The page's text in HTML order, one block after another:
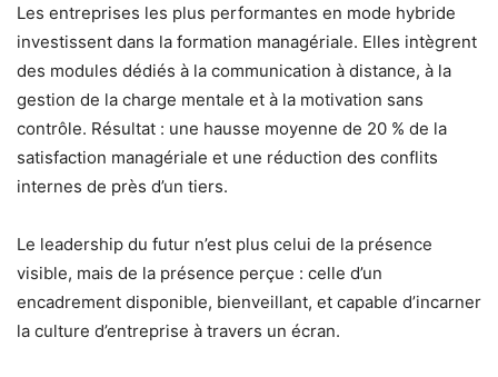
Les entreprises les plus performantes en mode hybride
investissent dans la formation managériale. Elles intègrent
des modules dédiés à la communication à distance, à la
gestion de la charge mentale et à la motivation sans
contrôle. Résultat : une hausse moyenne de 20 % de la
satisfaction managériale et une réduction des conflits
internes de près d’un tiers.
Le leadership du futur n’est plus celui de la présence
visible, mais de la présence perçue : celle d’un
encadrement disponible, bienveillant, et capable d’incarner
la culture d’entreprise à travers un écran.